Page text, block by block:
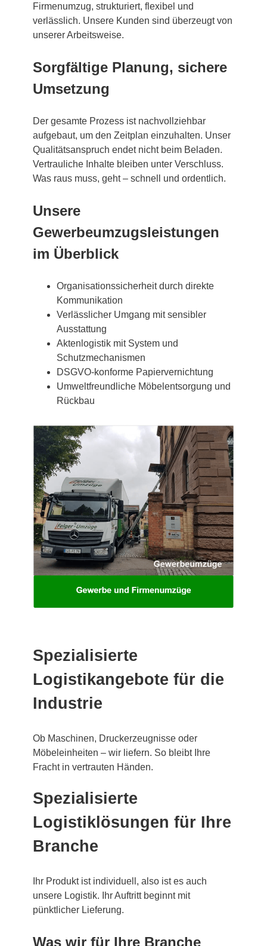
Firmenumzug, strukturiert, flexibel und
verlässlich. Unsere Kunden sind überzeugt von
unserer Arbeitsweise.
Sorgfältige Planung, sichere
Umsetzung
Der gesamte Prozess ist nachvollziehbar
aufgebaut, um den Zeitplan einzuhalten. Unser
Qualitätsanspruch endet nicht beim Beladen.
Vertrauliche Inhalte bleiben unter Verschluss.
Was raus muss, geht – schnell und ordentlich.
Unsere
Gewerbeumzugsleistungen
im Überblick
Organisationssicherheit durch direkte
Kommunikation
Verlässlicher Umgang mit sensibler
Ausstattung
Aktenlogistik mit System und
Schutzmechanismen
DSGVO-konforme Papiervernichtung
Umweltfreundliche Möbelentsorgung und
Rückbau
Spezialisierte
Logistikangebote für die
Industrie
Ob Maschinen, Druckerzeugnisse oder
Möbeleinheiten – wir liefern. So bleibt Ihre
Fracht in vertrauten Händen.
Spezialisierte
Logistiklösungen für Ihre
Branche
Ihr Produkt ist individuell, also ist es auch
unsere Logistik. Ihr Auftritt beginnt mit
pünktlicher Lieferung.
Was wir für Ihre Branche